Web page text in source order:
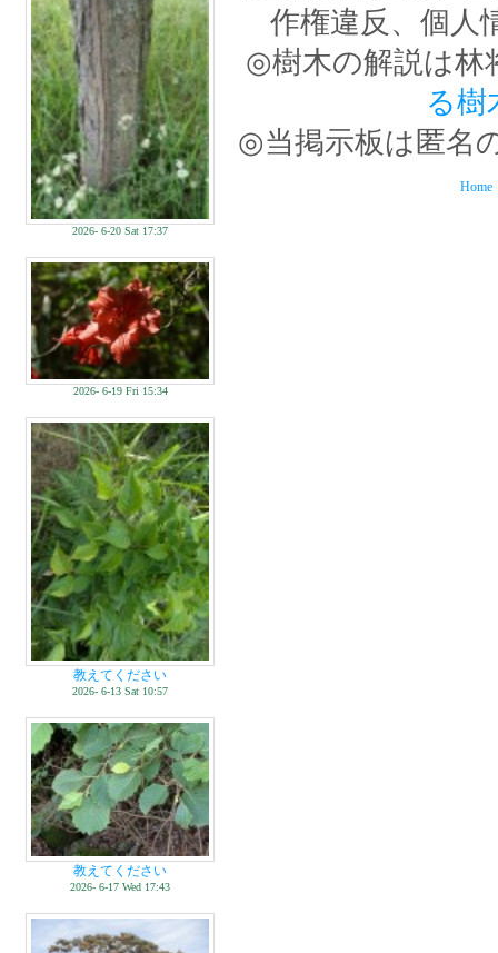
2026- 6-20 Sat 17:37
2026- 6-19 Fri 15:34
教えてください
2026- 6-13 Sat 10:57
教えてください
2026- 6-17 Wed 17:43
作権違反、個人
◎樹木の解説は林
る樹
◎当掲示板は匿名
Home